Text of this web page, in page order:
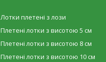
Лотки плетені з лози
Плетені лотки з висотою 5 см
Плетені лотки з висотою 8 см
Плетені лотки з висотою 10 см